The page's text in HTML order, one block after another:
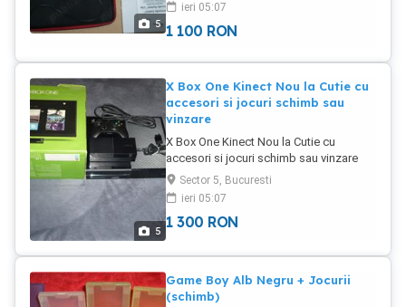
5
ieri 05:07
1 100 RON
5
X Box One Kinect Nou la Cutie cu
accesori si jocuri schimb sau
vinzare
X Box One Kinect Nou la Cutie cu
accesori si jocuri schimb sau vinzare
Sector 5, Bucuresti
ieri 05:07
1 300 RON
Game Boy Alb Negru + Jocurii
(schimb)